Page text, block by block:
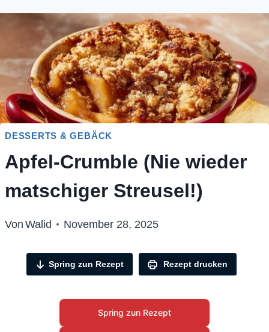
DESSERTS & GEBÄCK
Apfel-Crumble (Nie wieder
matschiger Streusel!)
Von Walid November 28, 2025
Spring zun Rezept Rezept drucken
Spring zun Rezept